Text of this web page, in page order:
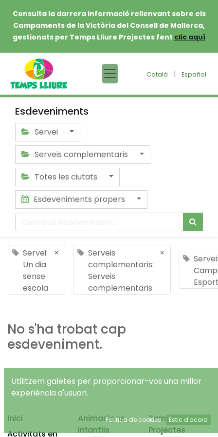
Consulta la darrera informació rellenvant sobre els
Campaments de la Victòria del Consell de Mallorca,
gestionats per Temps Lliure Projectes fent clic aquí
Català | Español
Esdeveniments
Servei
Serveis complementaris
Totes les ciutats
Esdeveniments propers
Servei:
Un dia
sense
escola
×
Serveis
complementaris:
Serveis
complementaris
×
Servei:
No s'ha trobat cap
esdeveniment.
Inici
Activitats en
Animacions
infantils
Temps Lliure
Projectes
Utilitzem galetes per proporcionar-vos una millor
experiència d'usuari.
Política de cookies Estic d'acord